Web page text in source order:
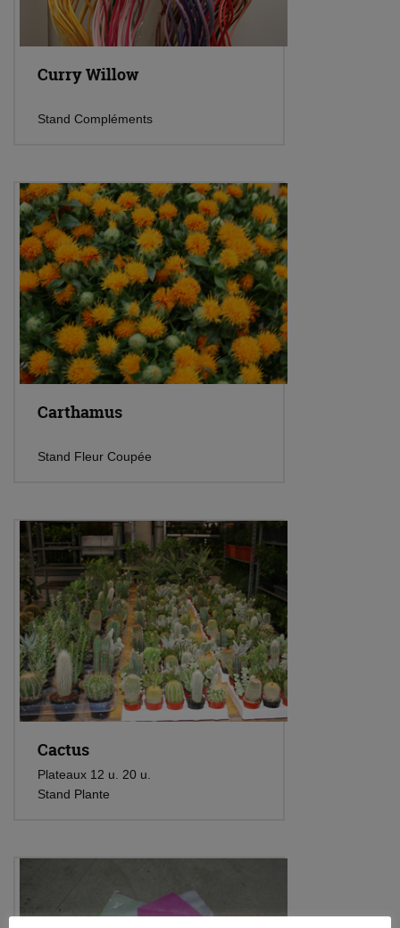
Curry Willow
Stand Compléments
Carthamus
Stand Fleur Coupée
Cactus
Plateaux 12 u. 20 u.
Stand Plante